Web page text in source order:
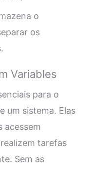
o
os
Variables
para o
um sistema. Elas
acessem
tarefas
Sem as